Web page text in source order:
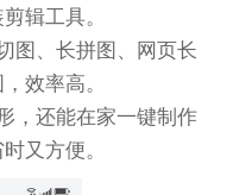
辑工具。
图、长拼图、网页长
效率高。
，还能在家一键制作
又方便。